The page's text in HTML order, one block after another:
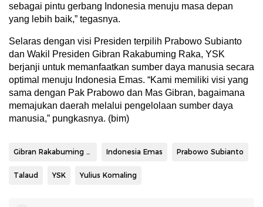
sebagai pintu gerbang Indonesia menuju masa depan
yang lebih baik,” tegasnya.
Selaras dengan visi Presiden terpilih Prabowo Subianto
dan Wakil Presiden Gibran Rakabuming Raka, YSK
berjanji untuk memanfaatkan sumber daya manusia secara
optimal menuju Indonesia Emas. “Kami memiliki visi yang
sama dengan Pak Prabowo dan Mas Gibran, bagaimana
memajukan daerah melalui pengelolaan sumber daya
manusia,” pungkasnya. (bim)
Gibran Rakabuming Raka Indonesia Emas Prabowo Subianto
Talaud YSK Yulius Komaling